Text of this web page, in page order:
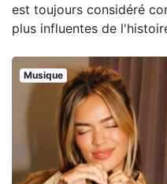
est toujours considéré
plus influentes de
Musique